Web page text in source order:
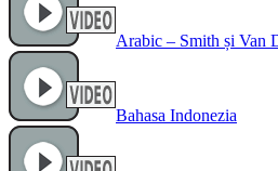
Arabic – Smith și Van
Bahasa Indonezia